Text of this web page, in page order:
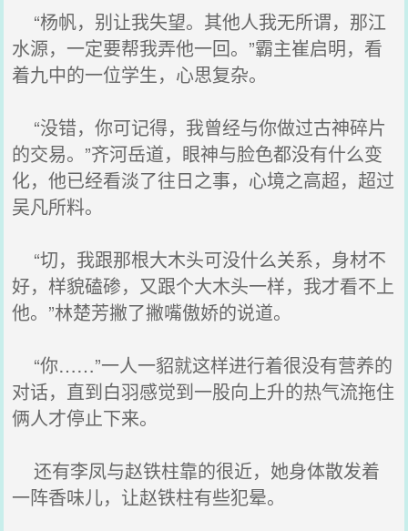
“杨帆，别让我失望。其他人我无所谓，那江
水源，一定要帮我弄他一回。”霸主崔启明，看
着九中的一位学生，心思复杂。
“没错，你可记得，我曾经与你做过古神碎片
的交易。”齐河岳道，眼神与脸色都没有什么变
化，他已经看淡了往日之事，心境之高超，超过
吴凡所料。
“切，我跟那根大木头可没什么关系，身材不
好，样貌磕碜，又跟个大木头一样，我才看不上
他。”林楚芳撇了撇嘴傲娇的说道。
“你……”一人一貂就这样进行着很没有营养的
对话，直到白羽感觉到一股向上升的热气流拖住
俩人才停止下来。
还有李凤与赵铁柱靠的很近，她身体散发着
一阵香味儿，让赵铁柱有些犯晕。